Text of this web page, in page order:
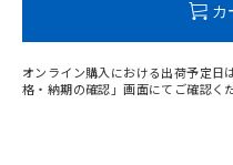
カ
オンライン購入における出荷予定日
格・納期の確認」画面にてご確認く